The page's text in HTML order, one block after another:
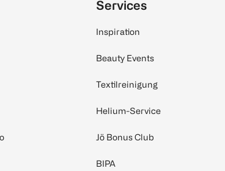
Services
Inspiration
Beauty Events
Textilreinigung
Helium-Service
Jö Bonus Club
BIPA